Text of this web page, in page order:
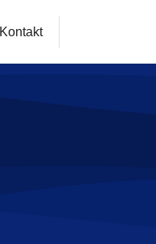
Kontakt